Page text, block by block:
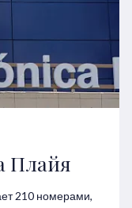
Плайя
210 номерами,